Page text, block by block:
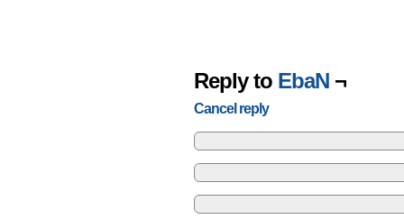
Reply to EbaN ¬
Cancel reply